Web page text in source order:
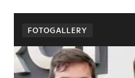
FOTOGALLERY